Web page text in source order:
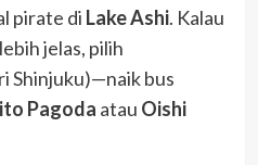
pirate di Lake Ashi. Kalau
jelas, pilih
Shinjuku)—naik bus
Pagoda atau Oishi